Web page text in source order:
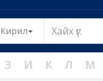
Кирил Toggle Dropdown
З И К Л М